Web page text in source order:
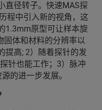
直径转子。快速MAS探
程中引入新的视角，这
1.3mm原型可让样本旋
固体和材料的分辨率以
提高; 2）随着探针的发
针也能工作；3）脉冲
的进一步发展。